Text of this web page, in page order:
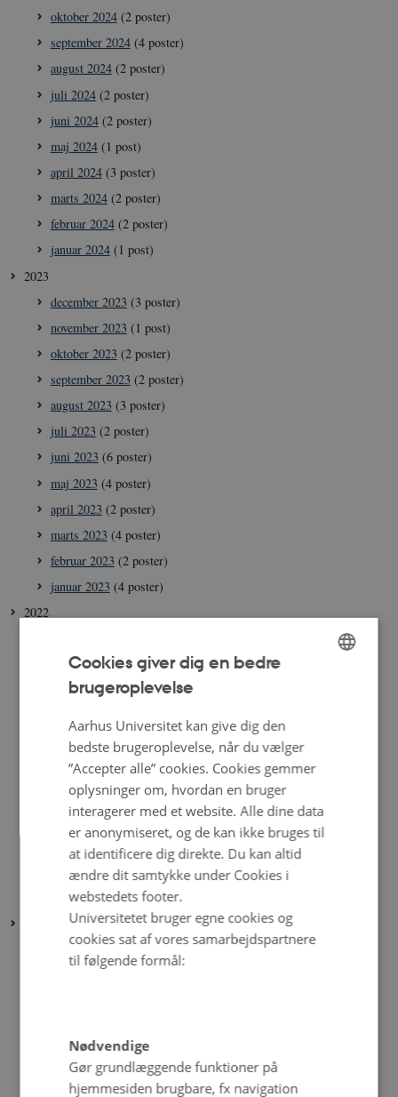
oktober 2024(2 poster)
september 2024(4 poster)
august 2024(2 poster)
juli 2024(2 poster)
juni 2024(2 poster)
maj 2024(1 post)
april 2024(3 poster)
marts 2024(2 poster)
februar 2024(2 poster)
januar 2024(1 post)
2023
december 2023 (3 poster)
november 2023 (1 post)
oktober 2023 (2 poster)
september 2023 (2 poster)
august 2023 (3 poster)
juli 2023 (2 poster)
juni 2023 (6 poster)
maj 2023 (4 poster)
april 2023 (2 poster)
marts 2023 (4 poster)
februar 2023 (2 poster)
januar 2023 (4 poster)
2022
november 2022(2 poster)
oktober 2022(4 poster)
september 2022
august 2022 (4 poster)
juli 2022(5 poster)
juni 2022(1 post)
maj 2022(6 poster)
april 2022
(4 poster)
februar 2022(4 poster)
januar 2022(3 poster)
december 2021(6 poster)
august 2021(5 poster)
juli 2021(2 poster)
Cookies giver dig en bedre
brugeroplevelse
Aarhus Universitet kan give dig den
bedste brugeroplevelse, når du vælger
”Accepter alle” cookies. Cookies gemmer
oplysninger om, hvordan en bruger
interagerer med et website. Alle dine data
er anonymiseret, og de kan ikke bruges til
at identificere dig direkte. Du kan altid
ændre dit samtykke under Cookies i
webstedets footer.
Universitetet bruger egne cookies og
cookies sat af vores samarbejdspartnere
til følgende formål:
Nødvendige
Gør grundlæggende funktioner på
hjemmesiden brugbare, fx navigation